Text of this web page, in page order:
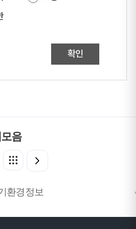
확인
음
환경정보